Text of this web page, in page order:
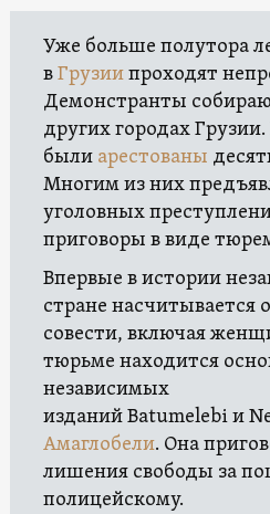
Уже больше полутора
вГрузиипроходят
Демонстранты
других городах
были арестованы
Многим из них
уголовных
приговоры в виде
Впервые в истории
стране насчитывается
совести, включая
тюрьме находится
независимых
изданий Batumelebi и
Амаглобели. Она
лишения свободы за
полицейскому.